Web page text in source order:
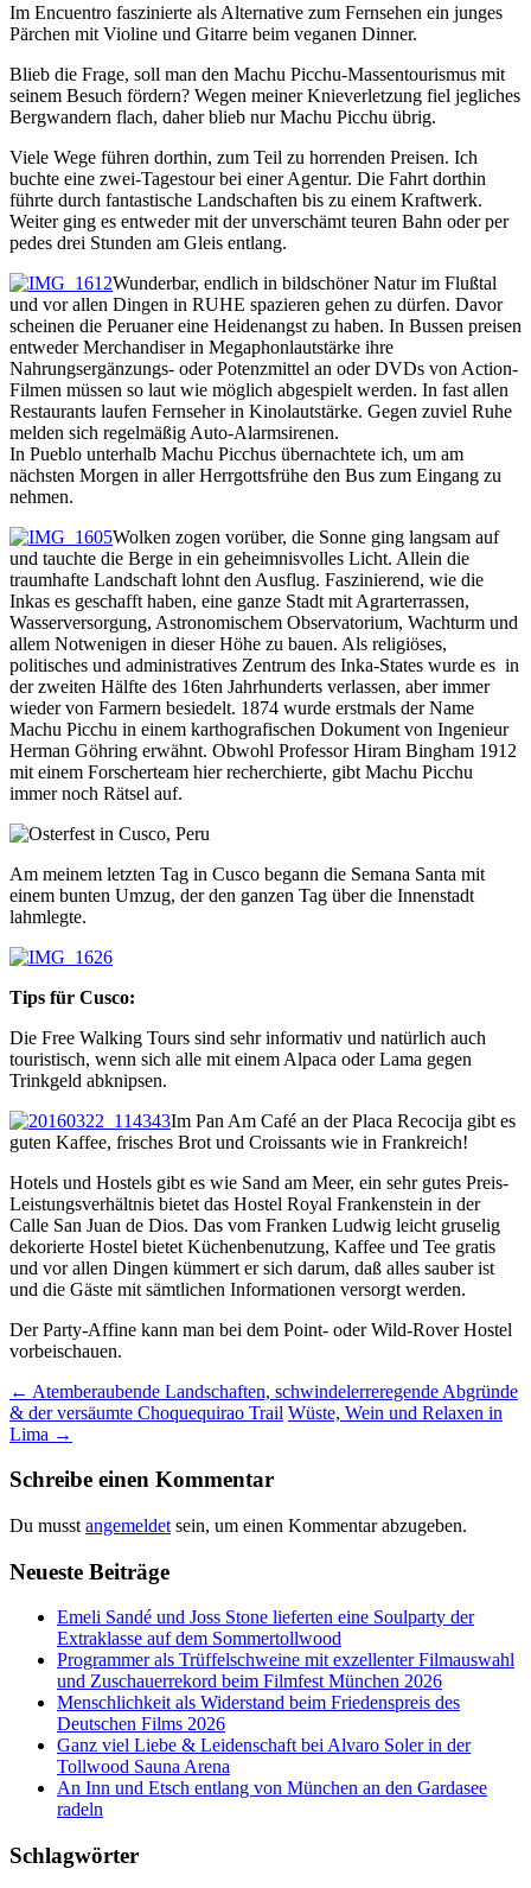
Im Encuentro faszinierte als Alternative zum Fernsehen ein junges
Pärchen mit Violine und Gitarre beim veganen Dinner.
Blieb die Frage, soll man den Machu Picchu-Massentourismus mit
seinem Besuch fördern? Wegen meiner Knieverletzung fiel jegliches
Bergwandern flach, daher blieb nur Machu Picchu übrig.
Viele Wege führen dorthin, zum Teil zu horrenden Preisen. Ich
buchte eine zwei-Tagestour bei einer Agentur. Die Fahrt dorthin
führte durch fantastische Landschaften bis zu einem Kraftwerk.
Weiter ging es entweder mit der unverschämt teuren Bahn oder per
pedes drei Stunden am Gleis entlang.
Wunderbar, endlich in bildschöner Natur im Flußtal
und vor allen Dingen in RUHE spazieren gehen zu dürfen. Davor
scheinen die Peruaner eine Heidenangst zu haben. In Bussen preisen
entweder Merchandiser in Megaphonlautstärke ihre
Nahrungsergänzungs- oder Potenzmittel an oder DVDs von Action-
Filmen müssen so laut wie möglich abgespielt werden. In fast allen
Restaurants laufen Fernseher in Kinolautstärke. Gegen zuviel Ruhe
melden sich regelmäßig Auto-Alarmsirenen.
In Pueblo unterhalb Machu Picchus übernachtete ich, um am
nächsten Morgen in aller Herrgottsfrühe den Bus zum Eingang zu
nehmen.
Wolken zogen vorüber, die Sonne ging langsam auf
und tauchte die Berge in ein geheimnisvolles Licht. Allein die
traumhafte Landschaft lohnt den Ausflug. Faszinierend, wie die
Inkas es geschafft haben, eine ganze Stadt mit Agrarterrassen,
Wasserversorgung, Astronomischem Observatorium, Wachturm und
allem Notwenigen in dieser Höhe zu bauen. Als religiöses,
politisches und administratives Zentrum des Inka-States wurde es in
der zweiten Hälfte des 16ten Jahrhunderts verlassen, aber immer
wieder von Farmern besiedelt. 1874 wurde erstmals der Name
Machu Picchu in einem karthografischen Dokument von Ingenieur
Herman Göhring erwähnt. Obwohl Professor Hiram Bingham 1912
mit einem Forscherteam hier recherchierte, gibt Machu Picchu
immer noch Rätsel auf.
Am meinem letzten Tag in Cusco begann die Semana Santa mit
einem bunten Umzug, der den ganzen Tag über die Innenstadt
lahmlegte.
Tips für Cusco:
Die Free Walking Tours sind sehr informativ und natürlich auch
touristisch, wenn sich alle mit einem Alpaca oder Lama gegen
Trinkgeld abknipsen.
Im Pan Am Café an der Placa Recocija gibt es
guten Kaffee, frisches Brot und Croissants wie in Frankreich!
Hotels und Hostels gibt es wie Sand am Meer, ein sehr gutes Preis-
Leistungsverhältnis bietet das Hostel Royal Frankenstein in der
Calle San Juan de Dios. Das vom Franken Ludwig leicht gruselig
dekorierte Hostel bietet Küchenbenutzung, Kaffee und Tee gratis
und vor allen Dingen kümmert er sich darum, daß alles sauber ist
und die Gäste mit sämtlichen Informationen versorgt werden.
Der Party-Affine kann man bei dem Point- oder Wild-Rover Hostel
vorbeischauen.
Beitrags-
Navigation
← Atemberaubende Landschaften, schwindelerreregende Abgründe
& der versäumte Choquequirao Trail Wüste, Wein und Relaxen in
Lima →
Schreibe einen Kommentar
Du musst angemeldet sein, um einen Kommentar abzugeben.
Neueste Beiträge
Emeli Sandé und Joss Stone lieferten eine Soulparty der
Extraklasse auf dem Sommertollwood
Programmer als Trüffelschweine mit exzellenter Filmauswahl
und Zuschauerrekord beim Filmfest München 2026
Menschlichkeit als Widerstand beim Friedenspreis des
Deutschen Films 2026
Ganz viel Liebe & Leidenschaft bei Alvaro Soler in der
Tollwood Sauna Arena
An Inn und Etsch entlang von München an den Gardasee
radeln
Schlagwörter